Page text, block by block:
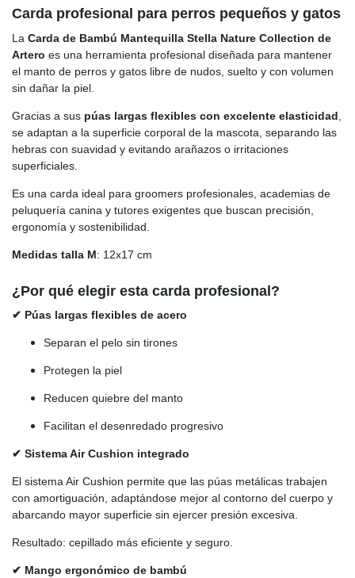
Carda profesional para perros pequeños y gatos
La Carda de Bambú Mantequilla Stella Nature Collection de
Artero es una herramienta profesional diseñada para mantener
el manto de perros y gatos libre de nudos, suelto y con volumen
sin dañar la piel.
Gracias a sus púas largas flexibles con excelente elasticidad,
se adaptan a la superficie corporal de la mascota, separando las
hebras con suavidad y evitando arañazos o irritaciones
superficiales.
Es una carda ideal para groomers profesionales, academias de
peluquería canina y tutores exigentes que buscan precisión,
ergonomía y sostenibilidad.
Medidas talla M: 12x17 cm
¿Por qué elegir esta carda profesional?
✔ Púas largas flexibles de acero
Separan el pelo sin tirones
Protegen la piel
Reducen quiebre del manto
Facilitan el desenredado progresivo
✔ Sistema Air Cushion integrado
El sistema Air Cushion permite que las púas metálicas trabajen
con amortiguación, adaptándose mejor al contorno del cuerpo y
abarcando mayor superficie sin ejercer presión excesiva.
Resultado: cepillado más eficiente y seguro.
✔ Mango ergonómico de bambú